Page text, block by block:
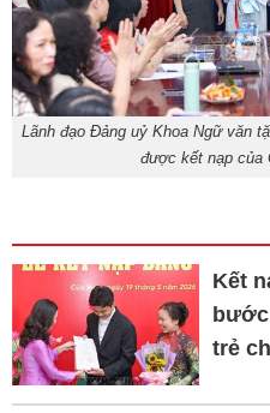
Lãnh đạo Đảng uỷ Khoa Ngữ văn
được kết nạp của
Kết
bước
trẻ